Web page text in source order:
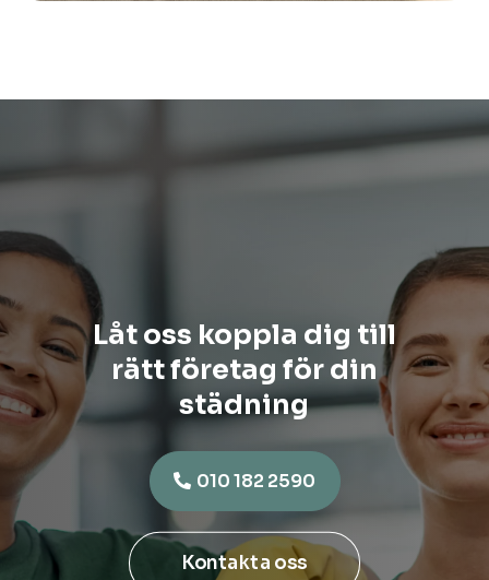
Låt oss koppla dig till
rätt företag för din
städning
010 182 2590
Kontakta oss